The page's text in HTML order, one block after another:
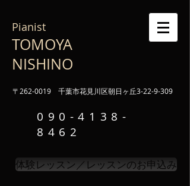
Pianist
TOMOYA
NISHINO
〒262-0019 千葉市花見川区朝日ヶ丘3-22-9-309
090-4138-
8462
体験レッスン／レッスンのお申込み